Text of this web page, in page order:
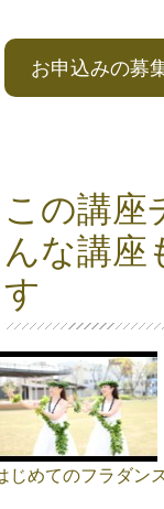
お申込みの募
この講座
んな講座
す
じめてのフラダン